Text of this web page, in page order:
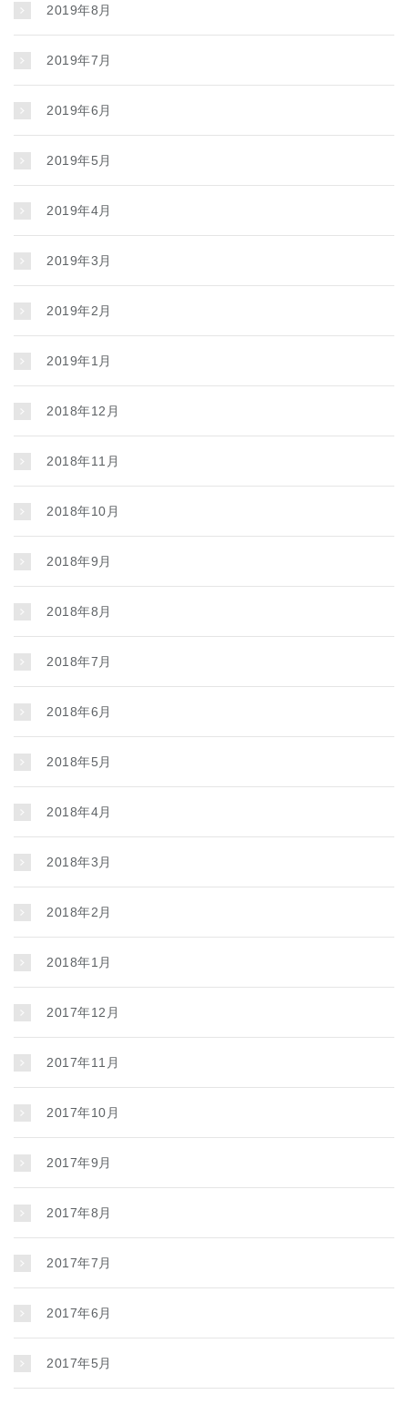
2019年8月
2019年7月
2019年6月
2019年5月
2019年4月
2019年3月
2019年2月
2019年1月
2018年12月
2018年11月
2018年10月
2018年9月
2018年8月
2018年7月
2018年6月
2018年5月
2018年4月
2018年3月
2018年2月
2018年1月
2017年12月
2017年11月
2017年10月
2017年9月
2017年8月
2017年7月
2017年6月
2017年5月